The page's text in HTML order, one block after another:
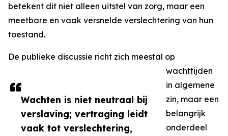
Wachten is niet neutraal bij
verslaving; vertraging leidt
vaak tot verslechtering,
betekent dit niet alleen uitstel van zorg, maar een
meetbare en vaak versnelde verslechtering van hun
toestand.
De publieke discussie richt zich meestal op
wachttijden
in algemene
zin, maar een
belangrijk
onderdeel